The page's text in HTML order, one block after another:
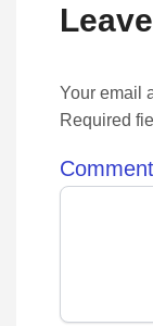
Your email
Required
Comment